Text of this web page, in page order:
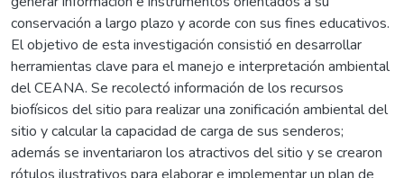
conservación a largo plazo y acorde con sus fines educativos.
El objetivo de esta investigación consistió en desarrollar
herramientas clave para el manejo e interpretación ambiental
del CEANA. Se recolectó información de los recursos
biofísicos del sitio para realizar una zonificación ambiental del
sitio y calcular la capacidad de carga de sus senderos;
además se inventariaron los atractivos del sitio y se crearon